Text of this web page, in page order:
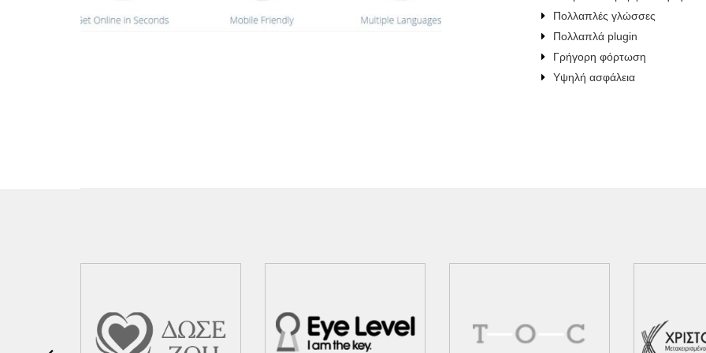
Πολλαπλές γλώσσες
Πολλαπλά plugin
Γρήγορη φόρτωση
Υψηλή ασφάλεια